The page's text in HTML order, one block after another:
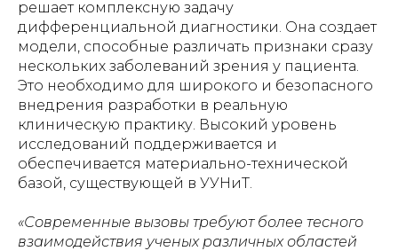
решает комплексную задачу
дифференциальной диагностики. Она создает
модели, способные различать признаки сразу
нескольких заболеваний зрения у пациента.
Это необходимо для широкого и безопасного
внедрения разработки в реальную
клиническую практику. Высокий уровень
исследований поддерживается и
обеспечивается материально-технической
базой, существующей в УУНиТ.
«Современные вызовы требуют более тесного
взаимодействия ученых различных областей